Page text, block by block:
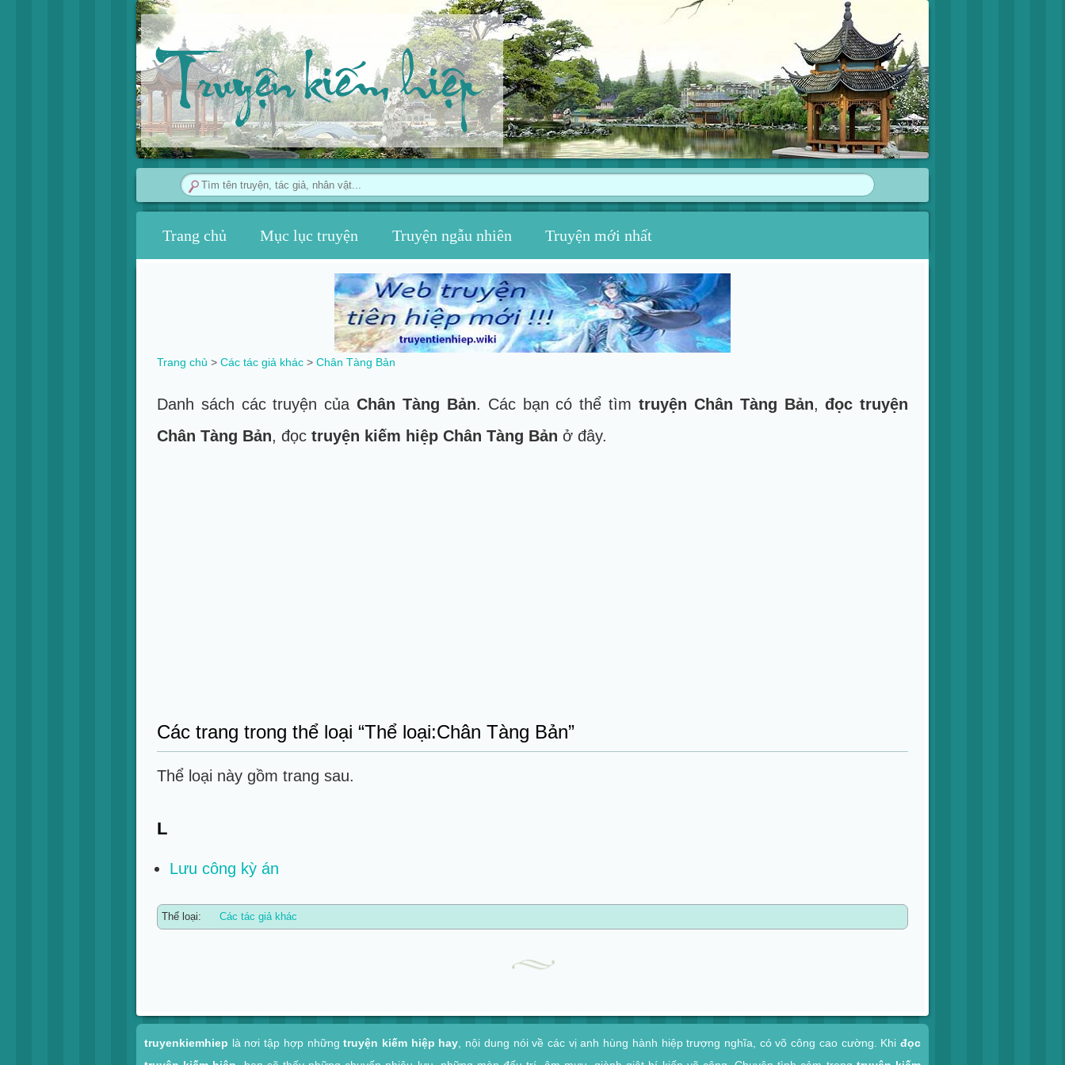
Truyện kiếm hiệp
Trang chủ Mục lục truyện Truyện ngẫu nhiên Truyện mới nhất
Trang chủ > Các tác giả khác> Chân Tàng Bản
Danh sách các truyện củaChân Tàng Bản. Các bạn có thể tìm truyện Chân Tàng Bản,đọc truyện
Chân Tàng Bản, đọc truyện kiếm hiệp Chân Tàng Bản ở đây.
Các trang trong thể loại “Thể loại:Chân Tàng Bản”
Thể loại này gồm trang sau.
L
Lưu công kỳ án
Thể loại: Các tác giả khác
Xem nhanh
truyenkiemhiep là nơi tập hợp nhữngtruyện kiếm hiệp hay , nội dung nói về các vị anh hùng hành hiệp trượng nghĩa, có võ công cao cường. Khiđọc